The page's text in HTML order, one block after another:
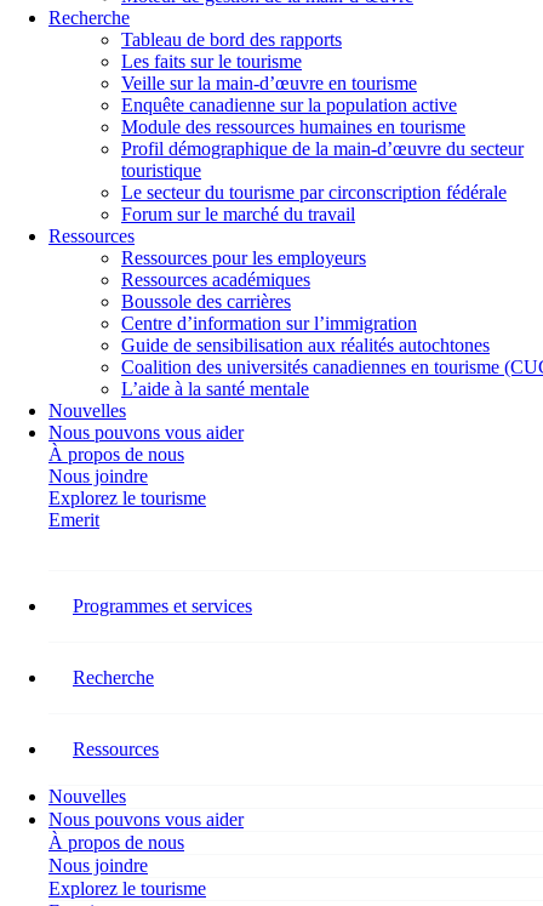
Recherche
Tableau de bord des rapports
Les faits sur le tourisme
Veille sur la main-d’œuvre en tourisme
Enquête canadienne sur la population active
Module des ressources humaines en tourisme
Profil démographique de la main-d’œuvre du secteur
touristique
Le secteur du tourisme par circonscription fédérale
Forum sur le marché du travail
Ressources
Ressources pour les employeurs
Ressources académiques
Boussole des carrières
Centre d’information sur l’immigration
Guide de sensibilisation aux réalités autochtones
Coalition des universités canadiennes en tourisme
L’aide à la santé mentale
Nouvelles
Nous pouvons vous aider
À propos de nous
Nous joindre
Explorez le tourisme
Emerit
Programmes et services
Recherche
Ressources
Nouvelles
Nous pouvons vous aider
À propos de nous
Nous joindre
Explorez le tourisme
Suivez RH Tourisme Canada sur les réseaux sociaux pour connaître
nos événements, nos activités et les occasions de vous impliquer.